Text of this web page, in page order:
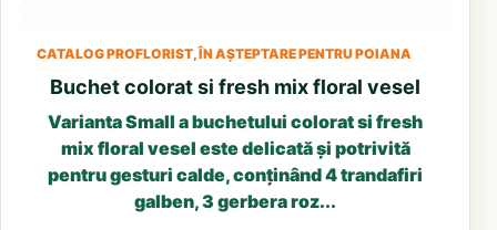
CATALOG PROFLORIST, ÎN AȘTEPTARE PENTRU POIANA
Buchet colorat si fresh mix floral vesel
Varianta Small a buchetului colorat si fresh
mix floral vesel este delicată și potrivită
pentru gesturi calde, conținând 4 trandafiri
galben, 3 gerbera roz...